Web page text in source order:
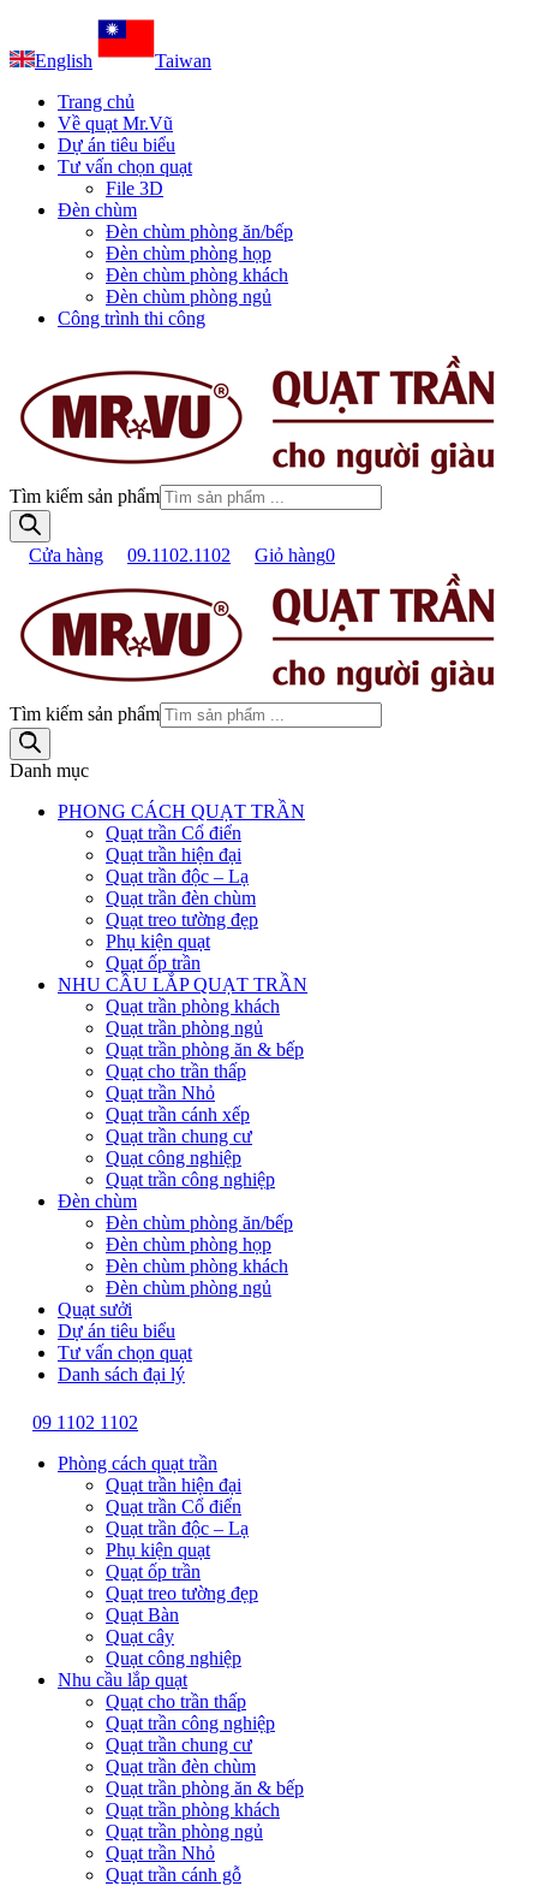
English
Taiwan
Trang chủ
Về quạt Mr.Vũ
Dự án tiêu biểu
Tư vấn chọn quạt
File 3D
Đèn chùm
Đèn chùm phòng ăn/bếp
Đèn chùm phòng họp
Đèn chùm phòng khách
Đèn chùm phòng ngủ
Công trình thi công
Tìm kiếm sản phẩm
Cửa hàng 09.1102.1102 Giỏ hàng0
Tìm kiếm sản phẩm
Danh mục
PHONG CÁCH QUẠT TRẦN
Quạt trần Cổ điển
Quạt trần hiện đại
Quạt trần độc – Lạ
Quạt trần đèn chùm
Quạt treo tường đẹp
Phụ kiện quạt
Quạt ốp trần
NHU CẦU LẮP QUẠT TRẦN
Quạt trần phòng khách
Quạt trần phòng ngủ
Quạt trần phòng ăn & bếp
Quạt cho trần thấp
Quạt trần Nhỏ
Quạt trần cánh xếp
Quạt trần chung cư
Quạt công nghiệp
Quạt trần công nghiệp
Đèn chùm
Đèn chùm phòng ăn/bếp
Đèn chùm phòng họp
Đèn chùm phòng khách
Đèn chùm phòng ngủ
Quạt sưởi
Dự án tiêu biểu
Tư vấn chọn quạt
Danh sách đại lý
09 1102 1102
Phòng cách quạt trần
Quạt trần hiện đại
Quạt trần Cổ điển
Quạt trần độc – Lạ
Phụ kiện quạt
Quạt ốp trần
Quạt treo tường đẹp
Quạt Bàn
Quạt cây
Quạt công nghiệp
Nhu cầu lắp quạt
Quạt cho trần thấp
Quạt trần công nghiệp
Quạt trần chung cư
Quạt trần đèn chùm
Quạt trần phòng ăn & bếp
Quạt trần phòng khách
Quạt trần phòng ngủ
Quạt trần Nhỏ
Quạt trần cánh gỗ